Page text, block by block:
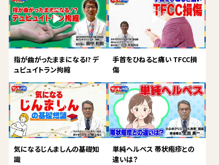
指が曲がったままになる!? デ
ュピュイトラン拘縮
手首をひねると痛い TFCC損
傷
気になるじんましんの基礎知
識
単純ヘルペス 帯状疱疹との
違いは？